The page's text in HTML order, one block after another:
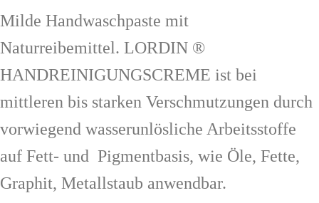
Milde Handwaschpaste mit
Naturreibemittel. LORDIN ®
HANDREINIGUNGSCREME ist bei
mittleren bis starken Verschmutzungen durch
vorwiegend wasserunlösliche Arbeitsstoffe
auf Fett- und Pigmentbasis, wie Öle, Fette,
Graphit, Metallstaub anwendbar.